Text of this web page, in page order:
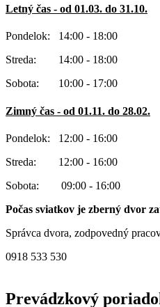
Letný čas - od 01.03. do 31.10.
Pondelok: 14:00 - 18:00
Streda: 14:00 - 18:00
Sobota: 10:00 - 17:00
Zimný čas - od 01.11. do 28.02.
Pondelok: 12:00 - 16:00
Streda: 12:00 - 16:00
Sobota: 09:00 - 16:00
Počas sviatkov je zberný dvor
Správca dvora, zodpovedný
0918 533 530
Prevádzkový